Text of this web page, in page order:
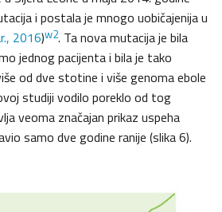
i postala je mnogo uobičajenija u
2016)w2. Ta nova mutacija je bila
jednog pacijenta i bila je tako
od dve stotine i više genoma ebole
studiji vodilo poreklo od tog
veoma značajan prikaz uspeha
samo dve godine ranije (slika 6).